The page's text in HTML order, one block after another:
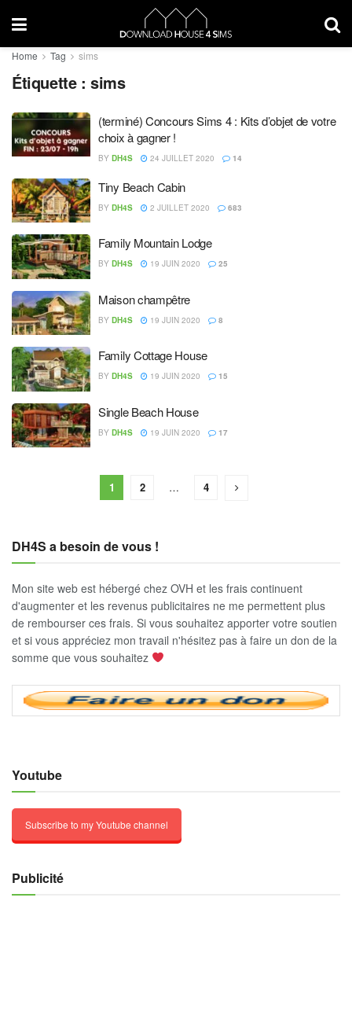
Home Tag sims
Étiquette :sims
(terminé) Concours Sims 4 : Kits d’objet de votre
choix à gagner !
BY DH4S 24 JUILLET 2020 14
Tiny Beach Cabin
BY DH4S 2 JUILLET 2020 683
Family Mountain Lodge
BY DH4S 19 JUIN 2020 25
Maison champêtre
BY DH4S 19 JUIN 2020 8
Family Cottage House
BY DH4S 19 JUIN 2020 15
Single Beach House
BY DH4S 19 JUIN 2020 17
1 2 … 4
DH4S a besoin de vous !
Mon site web est hébergé chez OVH et les frais continuent
d'augmenter et les revenus publicitaires ne me permettent plus
de rembourser ces frais. Si vous souhaitez apporter votre soutien
et si vous appréciez mon travail n'hésitez pas à faire un don de la
somme que vous souhaitez
Youtube
Subscribe to my Youtube channel
Publicité